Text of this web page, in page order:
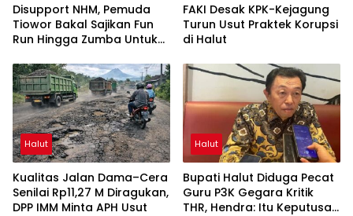
Disupport NHM, Pemuda
Tiowor Bakal Sajikan Fun
Run Hingga Zumba Untuk
FAKI Desak KPK-Kejagung
Turun Usut Praktek Korupsi
di Halut
Halut
Kualitas Jalan Dama–Cera
Senilai Rp11,27 M Diragukan,
DPP IMM Minta APH Usut
Halut
Bupati Halut Diduga Pecat
Guru P3K Gegara Kritik
THR, Hendra: Itu Keputusan